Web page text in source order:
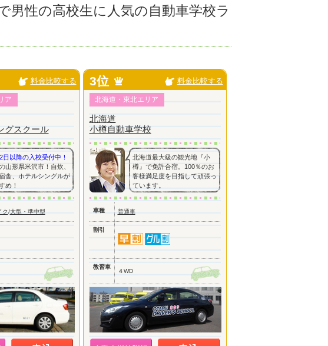
男性の高校生に人気の自動車学校ラ
料金比較する
ア
グスクール
日以降の入校受付中！
山形県米沢市！自炊、
舎、ホテルシングルが
め！
ク/大型・準中型
3位 料金比較する
北海道・東北エリア
北海道
小樽自動車学校
北海道最大級の観光地『小
樽』で免許合宿。100％のお
客様満足度を目指して頑張っ
ています。
車種 普通車
割引
教習車
４WD